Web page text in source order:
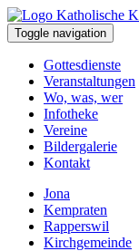
Toggle navigation
Gottesdienste
Veranstaltungen
Wo, was, wer
Infotheke
Vereine
Bildergalerie
Kontakt
Jona
Kempraten
Rapperswil
Kirchgemeinde